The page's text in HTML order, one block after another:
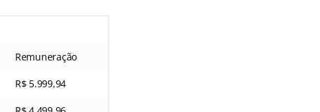
Remuneração
R$ 5.999,94